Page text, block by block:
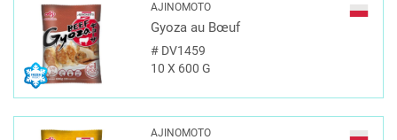
AJINOMOTO
Gyoza au Bœuf
#DV1459
10 X 600 G
AJINOMOTO